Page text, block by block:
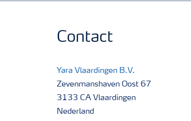
Contact
Yara Vlaardingen B.V.
Zevenmanshaven Oost 67
3133 CA Vlaardingen
Nederland